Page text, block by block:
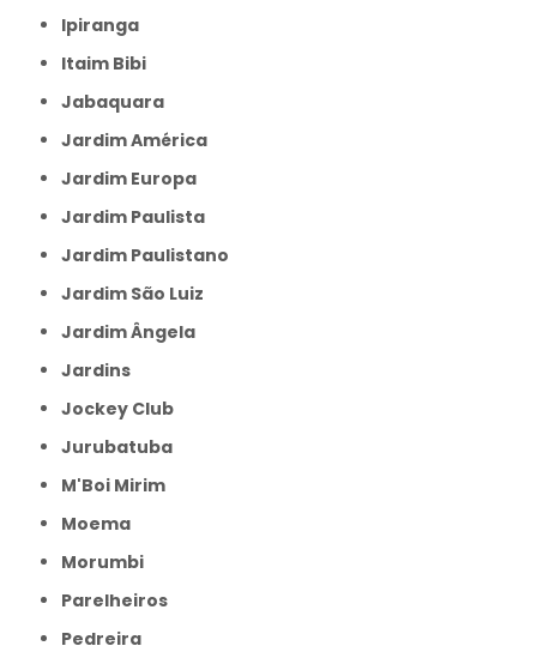
Ipiranga
Itaim Bibi
Jabaquara
Jardim América
Jardim Europa
Jardim Paulista
Jardim Paulistano
Jardim São Luiz
Jardim Ângela
Jardins
Jockey Club
Jurubatuba
M'Boi Mirim
Moema
Morumbi
Parelheiros
Pedreira